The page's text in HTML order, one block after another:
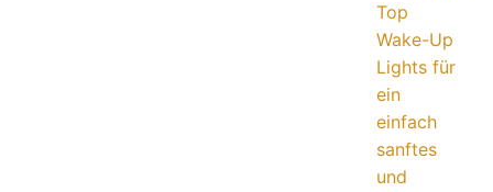
Top
Wake-Up
Lights für
ein
einfach
sanftes
und